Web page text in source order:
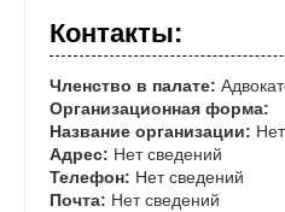
Контакты:
Членство в палате:
Организационная форма:
Название организации:
Адрес: Нет сведений
Телефон: Нет сведений
Почта: Нет сведений